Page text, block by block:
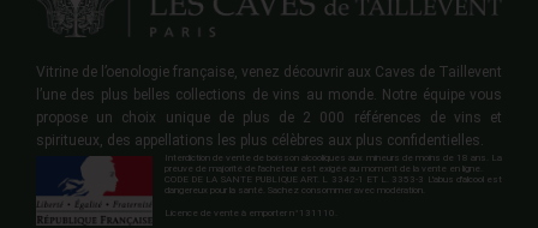
Vitrine de l’oenologie française, venez découvrir aux Caves de Taillevent
l’une des plus belles collections de vins au monde. Notre équipe vous
propose un choix unique de plus de 2 000 références de vins et
spiritueux, des appellations les plus célèbres aux plus confidentielles.
Interdiction de vente de boisson alcooliques aux mineurs de moins de 18 ans. La
preuve de majorité de l'acheteur est exigée au moment de la vente en ligne.
CODE DE LA SANTE PUBLIQUE ART. L 3342-1 ET L. 3353-3 L'abus d'alcool est
dangereux pour la santé. Sachez consommer avec modération.
Licence de vente à emporter n°131110.